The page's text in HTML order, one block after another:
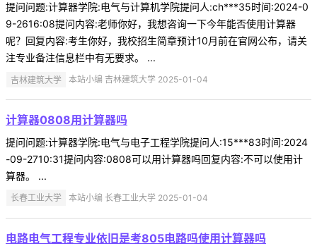
提问问题:计算器学院:电气与计算机学院提问人:ch***35时间:2024-0
9-2616:08提问内容:老师你好，我想咨询一下今年能否使用计算器
呢？回复内容:考生你好，我校招生简章预计10月前在官网公布，请关
注专业备注信息栏中有无要求。 ...
吉林建筑大学 本站小编 吉林建筑大学 2025-01-04
计算器0808用计算器吗
提问问题:计算器学院:电气与电子工程学院提问人:15***83时间:2024
-09-2710:31提问内容:0808可以用计算器吗回复内容:不可以使用计
算器。 ...
长春工业大学 本站小编 长春工业大学 2025-01-04
电路电气工程专业依旧是考805电路吗使用计算器吗